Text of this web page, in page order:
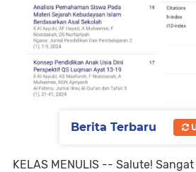
KELAS MENULIS -- Salute!
Berita Terbaru